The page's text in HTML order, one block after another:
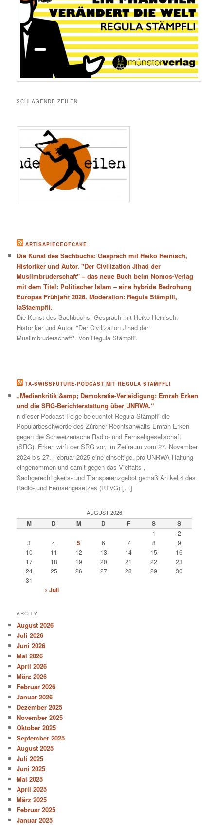
SCHLAGENDE ZEILEN
ARTISAPIECEOFCAKE
Die Kunst des Sachbuchs: Gespräch mit Heiko Heinisch,
Historiker und Autor. "Der Civilization Jihad der
Muslimbruderschaft" – das neue Buch beim Nomos-Verlag
mit dem Titel: Politischer Islam – eine hybride Bedrohung
Europas Frühjahr 2026. Moderation: Regula Stämpfli,
laStaempfli.
Die Kunst des Sachbuchs: Gespräch mit Heiko Heinisch,
Historiker und Autor. "Der Civilization Jihad der
Muslimbruderschaft". Von Regula Stämpfli.
TA-SWISSFUTURE-PODCAST MIT REGULA STÄMPFLI
„Medienkritik &amp; Demokratie-Verteidigung: Emrah Erken
und die SRG-Berichterstattung über UNRWA.“
n dieser Podcast-Folge beleuchtet Regula Stämpfli die
Popularbeschwerde des Zürcher Rechtsanwalts Emrah Erken
gegen die Schweizerische Radio- und Fernsehgesellschaft
(SRG). Erken wirft der SRG vor, im Zeitraum vom 27. November
2024 bis 27. Februar 2025 eine einseitige, pro-UNRWA-Haltung
eingenommen und damit gegen das Vielfalts-,
Sachgerechtigkeits- und Transparenzgebot gemäß Artikel 4 des
Radio- und Fernsehgesetzes (RTVG) […]
AUGUST 2026
M D M D F S S
1
2
3
4 5 6 7 8
9
10
11 12 13 14 15
16
17
18 19 20 21 22
23
24
25 26 27 28 29
30
31
« Juli
ARCHIV
August 2026
Juli 2026
Juni 2026
Mai 2026
April 2026
März 2026
Februar 2026
Januar 2026
Dezember 2025
November 2025
Oktober 2025
September 2025
August 2025
Juli 2025
Juni 2025
Mai 2025
April 2025
März 2025
Februar 2025
Januar 2025